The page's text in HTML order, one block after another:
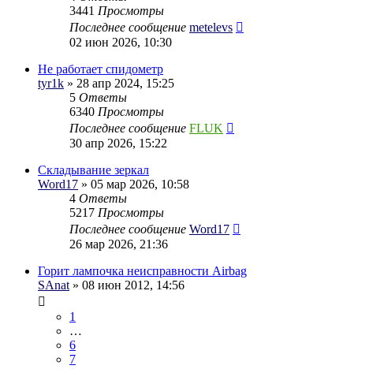
3441 Просмотры
Последнее сообщение metelevs
02 июн 2026, 10:30
Не работает спидометр
tyr1k » 28 апр 2024, 15:25
5 Ответы
6340 Просмотры
Последнее сообщение FLUK
30 апр 2026, 15:22
Складывание зеркал
Word17 » 05 мар 2026, 10:58
4 Ответы
5217 Просмотры
Последнее сообщение Word17
26 мар 2026, 21:36
Горит лампочка неисправности Airbag
SAnat » 08 июн 2012, 14:56
1
…
6
7